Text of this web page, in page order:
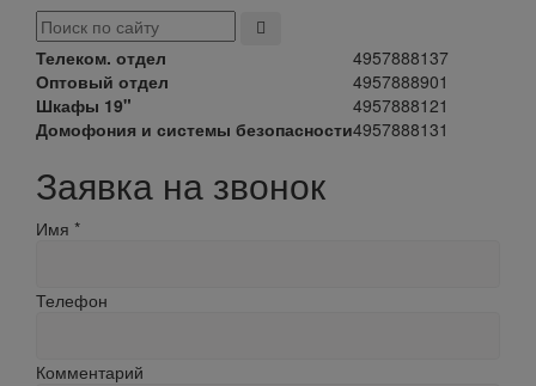
Телеком. отдел
4957888137
Оптовый отдел
4957888901
Шкафы 19"
4957888121
Домофония и системы безопасности4957888131
Заявка на звонок
Имя *
Телефон
Комментарий